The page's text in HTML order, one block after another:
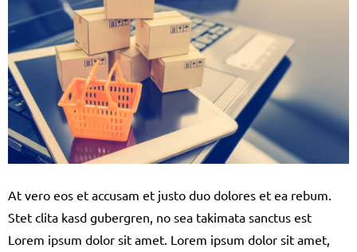
At vero eos et accusam et justo duo dolores et ea rebum.
Stet clita kasd gubergren, no sea takimata sanctus est
Lorem ipsum dolor sit amet. Lorem ipsum dolor sit amet,